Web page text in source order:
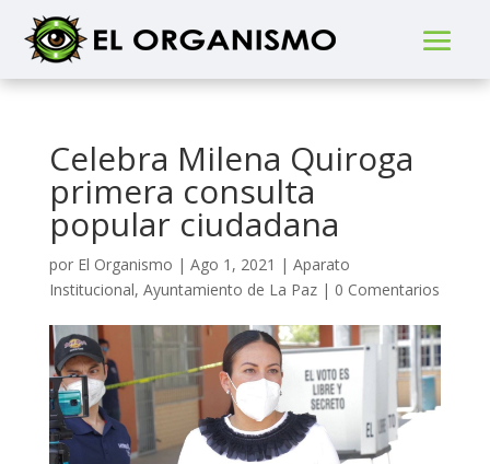
Celebra Milena Quiroga
primera consulta
popular ciudadana
por El Organismo | Ago 1, 2021 | Aparato
Institucional, Ayuntamiento de La Paz| 0 Comentarios